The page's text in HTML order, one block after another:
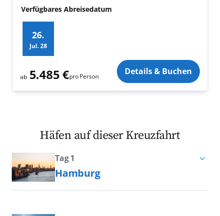
Verfügbares Abreisedatum
26.
Jul.28
ab 5.485 €pro Person Details & Buchen
Häfen auf dieser Kreuzfahrt
Tag 1
Hamburg
Traditionell, modern, nordisch: